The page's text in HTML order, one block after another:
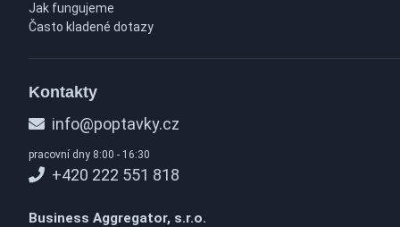
Jak fungujeme
Často kladené dotazy
Kontakty
info@poptavky.cz
pracovní dny 8:00 - 16:30
+420 222 551 818
Business Aggregator, s.r.o.